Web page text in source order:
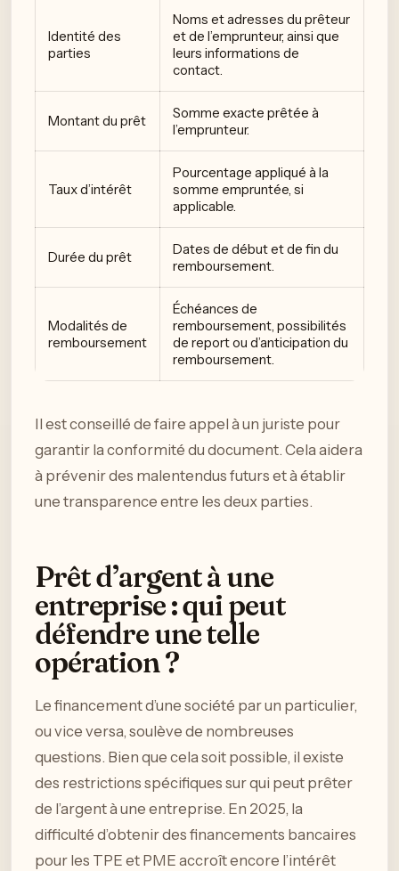
Identité des
parties
Noms et adresses du prêteur
et de l’emprunteur, ainsi que
leurs informations de
contact.
Montant du prêt
Somme exacte prêtée à
l’emprunteur.
Taux d’intérêt
Pourcentage appliqué à la
somme empruntée, si
applicable.
Durée du prêt
Dates de début et de fin du
remboursement.
Modalités de
remboursement
Échéances de
remboursement, possibilités
de report ou d’anticipation du
remboursement.
Il est conseillé de faire appel à un juriste pour
garantir la conformité du document. Cela aidera
à prévenir des malentendus futurs et à établir
une transparence entre les deux parties.
Prêt d’argent à une
entreprise : qui peut
défendre une telle
opération ?
Le financement d’une société par un particulier,
ou vice versa, soulève de nombreuses
questions. Bien que cela soit possible, il existe
des restrictions spécifiques sur qui peut prêter
de l’argent à une entreprise. En 2025, la
difficulté d’obtenir des financements bancaires
pour les TPE et PME accroît encore l’intérêt